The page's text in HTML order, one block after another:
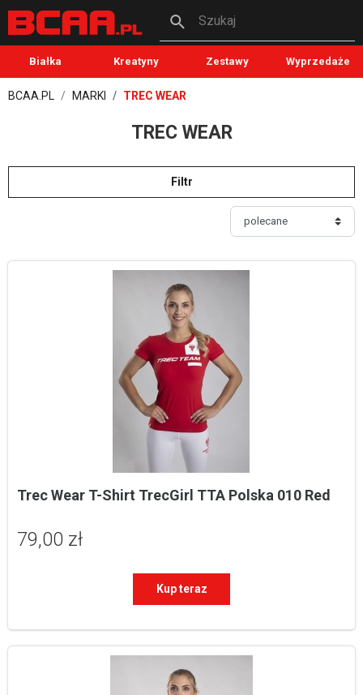
Szukaj
Białka Kreatyny Zestawy Wyprzedaże
BCAA.PL MARKI TREC WEAR
TREC WEAR
Filtr
Trec Wear T-Shirt TrecGirl TTA Polska 010 Red
79,00 zł
Kup teraz